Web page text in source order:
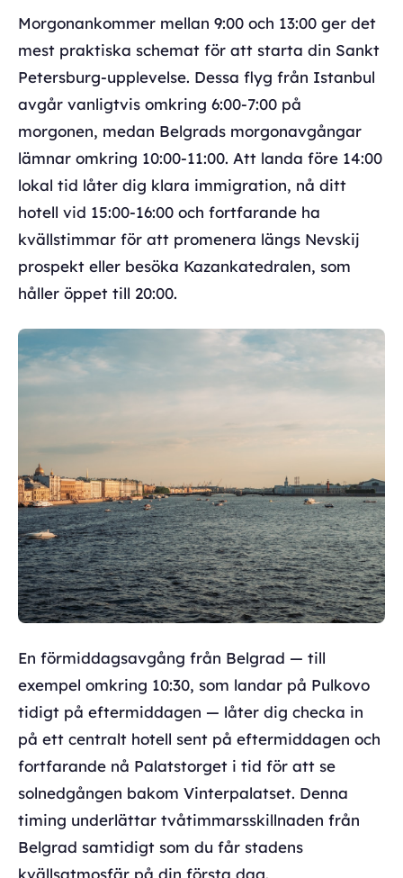
Morgonankommer mellan 9:00 och 13:00 ger det
mest praktiska schemat för att starta din Sankt
Petersburg-upplevelse. Dessa flyg från Istanbul
avgår vanligtvis omkring 6:00-7:00 på
morgonen, medan Belgrads morgonavgångar
lämnar omkring 10:00-11:00. Att landa före 14:00
lokal tid låter dig klara immigration, nå ditt
hotell vid 15:00-16:00 och fortfarande ha
kvällstimmar för att promenera längs Nevskij
prospekt eller besöka Kazankatedralen, som
håller öppet till 20:00.
En förmiddagsavgång från Belgrad — till
exempel omkring 10:30, som landar på Pulkovo
tidigt på eftermiddagen — låter dig checka in
på ett centralt hotell sent på eftermiddagen och
fortfarande nå Palatstorget i tid för att se
solnedgången bakom Vinterpalatset. Denna
timing underlättar tvåtimmarsskillnaden från
Belgrad samtidigt som du får stadens
kvällsatmosfär på din första dag.